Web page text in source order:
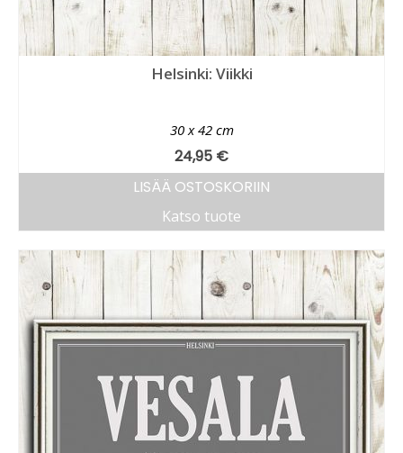
Helsinki: Viikki
30 x 42 cm
24,95 €
LISÄÄ OSTOSKORIIN
Katso tuote